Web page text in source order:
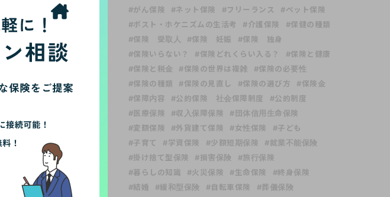
ライター一覧
#がん保険 #ネット保険 #フリーランス
#ペット保険
#ポスト・ホケニズムの生活考
#介護保険
#保健の種類
#保険 受取人
#保険 妊娠
#保険 独身
#保険いらない？
#保険どれくらい入る？
#保険と健康
#保険と税金
#保険の世界は複雑
#保険の必要性
#保険の種類
#保険の見直し #保険の選び方
#保険金
#保障内容
#公的保険 社会保障制度
#公的制度
#医療保険
#収入保障保険
#団体信用生命保険
#変額保険
#外貨建て保険 #女性保険
#子ども
#子育て
#学資保険 #少額短期保険
#就業不能保険
#掛け捨て型保険
#損害保険
#旅行保険
#暮らしの知識
#火災保険 #生命保険
#終身保険
#結婚
#緩和型保険 #自転車保険
#葬儀保険